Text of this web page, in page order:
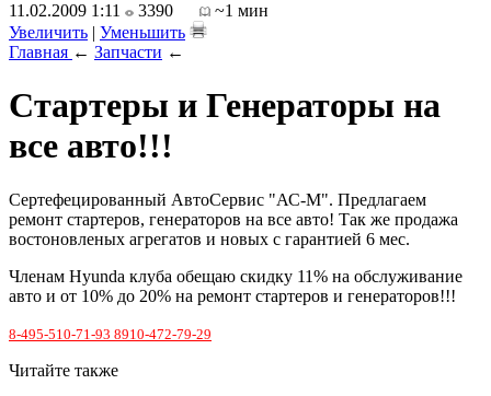
11.02.2009 1:11
3390
~1 мин
Увеличить | Уменьшить
Главная ← Запчасти ←
Стартеры и Генераторы на
все авто!!!
Сертефецированный АвтоСервис "АС-М". Предлагаем
ремонт стартеров, генераторов на все авто! Так же продажа
востоновленых агрегатов и новых с гарантией 6 мес.
Членам Hyunda клуба обещаю скидку 11% на обслуживание
авто и от 10% до 20% на ремонт стартеров и генераторов!!!
8-495-510-71-93 8910-472-79-29
Читайте также